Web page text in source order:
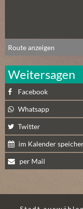
T
E
R
F
E
I
T
A
G
(
Route anzeigen
Weitersagen
Facebook
Whatsapp
Twitter
im Kalender
per Mail